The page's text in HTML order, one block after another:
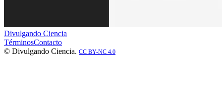
Divulgando Ciencia
TérminosContacto
© Divulgando Ciencia. CC BY-NC 4.0